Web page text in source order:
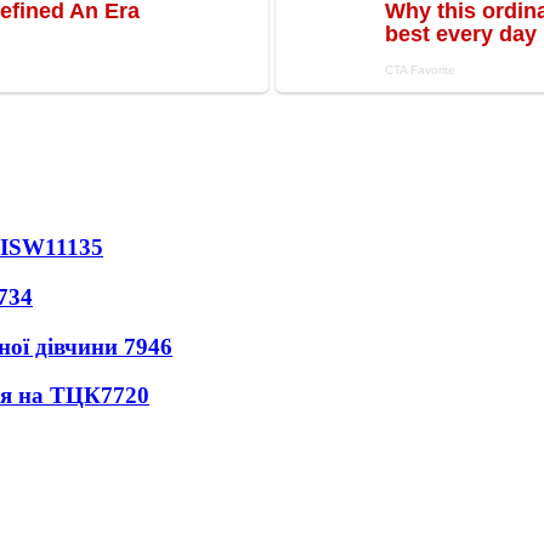
11135
дівчини 7946
на ТЦК7720